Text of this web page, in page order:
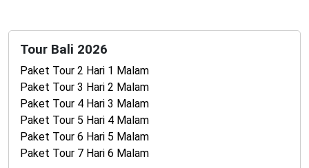
Tour Bali 2026
Paket Tour 2 Hari 1 Malam
Paket Tour 3 Hari 2 Malam
Paket Tour 4 Hari 3 Malam
Paket Tour 5 Hari 4 Malam
Paket Tour 6 Hari 5 Malam
Paket Tour 7 Hari 6 Malam